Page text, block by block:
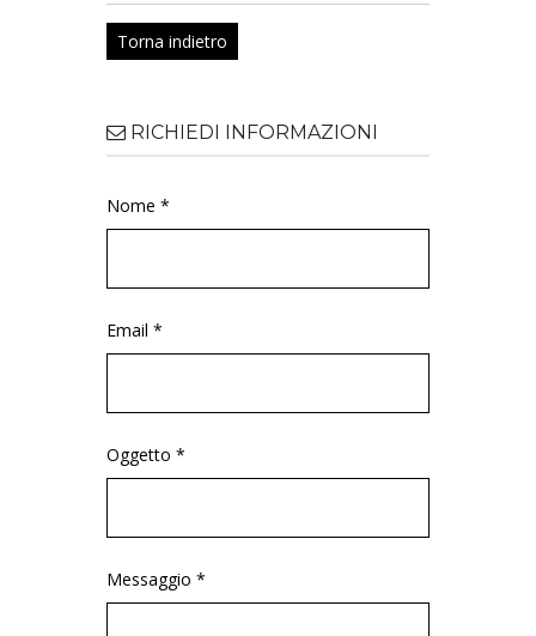
Torna indietro
RICHIEDI INFORMAZIONI
Nome *
Email *
Oggetto *
Messaggio *